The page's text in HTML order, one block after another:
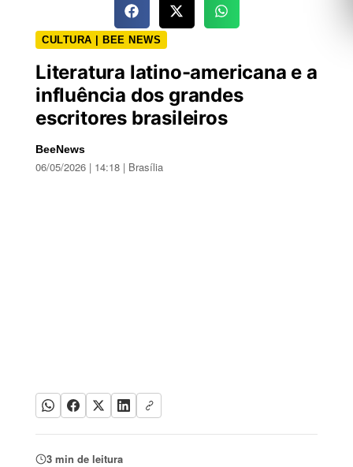
CULTURA | BEE NEWS
Literatura latino-americana e a
influência dos grandes
escritores brasileiros
BeeNews
06/05/2026 | 14:18 | Brasília
3 min de leitura